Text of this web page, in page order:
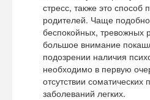
стресс, также это способ
родителей. Чаще
беспокойных, тревожных
большое внимание
подозрении наличия
необходимо в первую
отсутствии соматических
заболеваний легких.